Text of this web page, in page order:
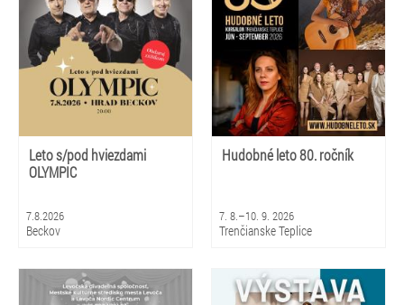
Leto s/pod hviezdami
OLYMPIC
7.8.2026
Beckov
Hudobné leto 80. ročník
7. 8.–10. 9. 2026
Trenčianske Teplice